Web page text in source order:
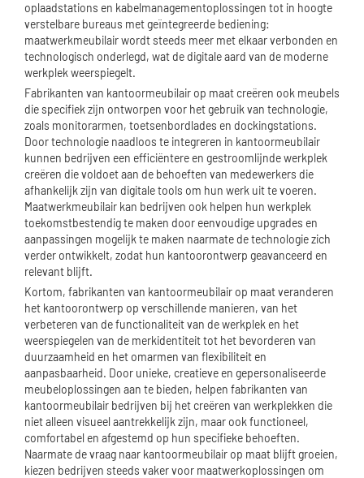
oplaadstations en kabelmanagementoplossingen tot in hoogte
verstelbare bureaus met geïntegreerde bediening:
maatwerkmeubilair wordt steeds meer met elkaar verbonden en
technologisch onderlegd, wat de digitale aard van de moderne
werkplek weerspiegelt.
Fabrikanten van kantoormeubilair op maat creëren ook meubels
die specifiek zijn ontworpen voor het gebruik van technologie,
zoals monitorarmen, toetsenbordlades en dockingstations.
Door technologie naadloos te integreren in kantoormeubilair
kunnen bedrijven een efficiëntere en gestroomlijnde werkplek
creëren die voldoet aan de behoeften van medewerkers die
afhankelijk zijn van digitale tools om hun werk uit te voeren.
Maatwerkmeubilair kan bedrijven ook helpen hun werkplek
toekomstbestendig te maken door eenvoudige upgrades en
aanpassingen mogelijk te maken naarmate de technologie zich
verder ontwikkelt, zodat hun kantoorontwerp geavanceerd en
relevant blijft.
Kortom, fabrikanten van kantoormeubilair op maat veranderen
het kantoorontwerp op verschillende manieren, van het
verbeteren van de functionaliteit van de werkplek en het
weerspiegelen van de merkidentiteit tot het bevorderen van
duurzaamheid en het omarmen van flexibiliteit en
aanpasbaarheid. Door unieke, creatieve en gepersonaliseerde
meubeloplossingen aan te bieden, helpen fabrikanten van
kantoormeubilair bedrijven bij het creëren van werkplekken die
niet alleen visueel aantrekkelijk zijn, maar ook functioneel,
comfortabel en afgestemd op hun specifieke behoeften.
Naarmate de vraag naar kantoormeubilair op maat blijft groeien,
kiezen bedrijven steeds vaker voor maatwerkoplossingen om